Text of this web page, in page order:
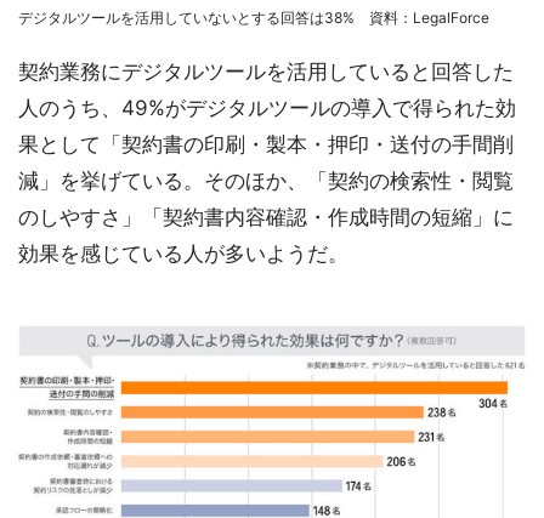
デジタルツールを活用していないとする回答は38% 資料：LegalForce
契約業務にデジタルツールを活用していると回答した
人のうち、49%がデジタルツールの導入で得られた効
果として「契約書の印刷・製本・押印・送付の手間削
減」を挙げている。そのほか、「契約の検索性・閲覧
のしやすさ」「契約書内容確認・作成時間の短縮」に
効果を感じている人が多いようだ。